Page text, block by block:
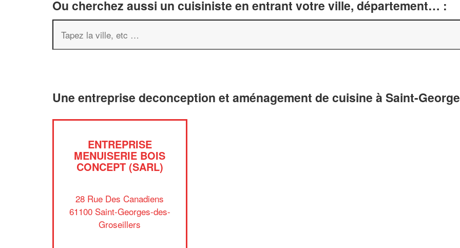
Ou cherchez aussi un cuisiniste en entrant votre ville, département… :
Une entreprise deconception et aménagement de cuisine à Saint-
ENTREPRISE
MENUISERIE BOIS
CONCEPT (SARL)
28 Rue Des Canadiens
61100 Saint-Georges-des-
Groseillers